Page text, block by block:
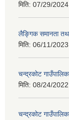
मिति: 07/29/
लैङ्गिक समानता
मिति: 06/11/
चन्द्रकोट
मिति: 08/24/
चन्द्रकोट